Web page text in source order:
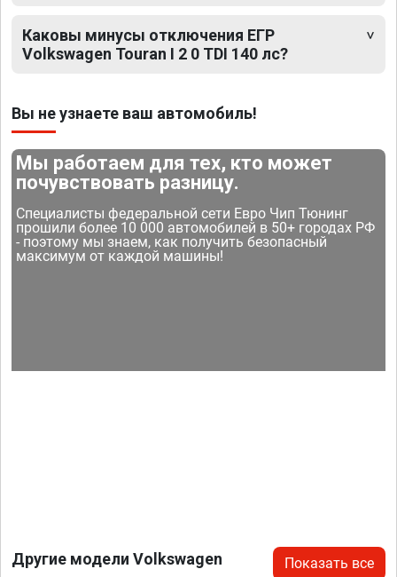
Каковы минусы отключения ЕГР
Volkswagen Touran I 2 0 TDI 140 лс?
Вы не узнаете ваш автомобиль!
Мы работаем для тех, кто может
почувствовать разницу.
Специалисты федеральной сети Евро Чип Тюнинг
прошили более 10 000 автомобилей в 50+ городах РФ
- поэтому мы знаем, как получить безопасный
максимум от каждой машины!
Другие модели Volkswagen Показать все